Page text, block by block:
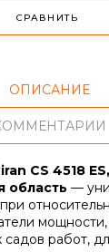
СРАВНИТЬ
ОПИСАНИЕ
CS 4518 ES,
область —
работ,